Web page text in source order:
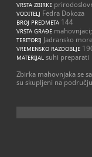
VRSTA ZBIRKE
VODITELJ Fedra Dokoza
BROJ PREDMETA 144
VRSTA GRAĐE
TERITORIJ Jadransko more
VREMENSKO RAZDOBLJE
MATERIJAL suhi preparati
Zbirka mahovnjaka se
su skupljeni na